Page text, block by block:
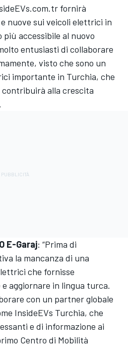
.tr fornirà
nuove sui veicoli elettrici in
accessibile al nuovo
entusiasti di collaborare
visto che sono un
importante in Turchia, che
alla crescita
E-Garaj: “Prima di
la mancanza di una
che fornisse
aggiornare in lingua turca.
con un partner globale
InsideEVs Turchia, che
e di informazione ai
Centro di Mobilità